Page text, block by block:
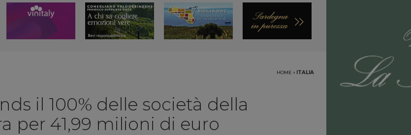
HOME › ITALIA
il 100% delle società della
per 41,99 milioni di euro